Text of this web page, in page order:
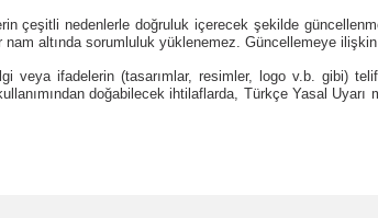
çeşitli nedenlerle doğruluk içerecek şekilde
nam altında sorumluluk yüklenemez. Güncellemeye
veya ifadelerin (tasarımlar, resimler, logo v.b. gibi)
doğabilecek ihtilaflarda, Türkçe Yasal